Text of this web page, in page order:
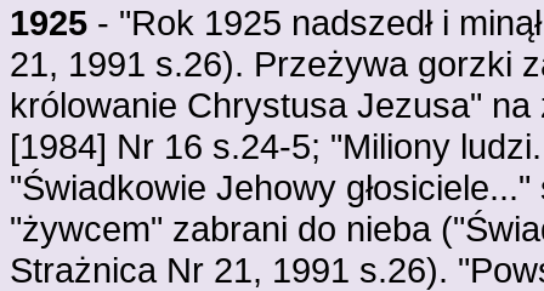
1925 - "Rok 1925 nadszedł i
21, 1991 s.26). Przeżywa gorzki
królowanie Chrystusa Jezusa"
[1984] Nr 16 s.24-5; "Miliony
"Świadkowie Jehowy
"żywcem" zabrani do nieba
Strażnica Nr 21, 1991 s.26).